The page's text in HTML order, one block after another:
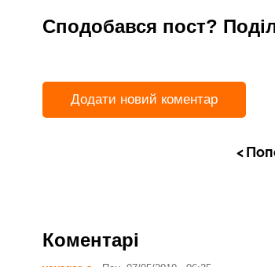
Сподобався пост?
Додати новий коментар
Коментарі